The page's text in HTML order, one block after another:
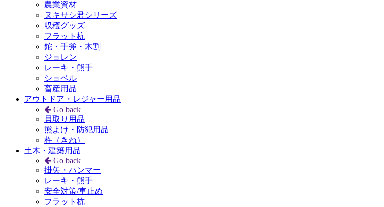
農業資材
ヌキサシ君シリーズ
収穫グッズ
フラット杭
鉈・手斧・木割
ジョレン
レーキ・熊手
ショベル
畜産用品
アウトドア・レジャー用品
Go back
貝取り用品
熊よけ・防犯用品
杵（きね）
土木・建築用品
Go back
掛矢・ハンマー
レーキ・熊手
安全対策/車止め
フラット杭